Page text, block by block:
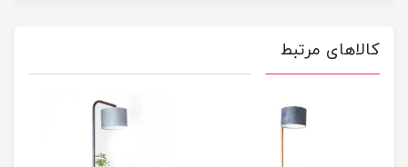
کالاهای مرتبط